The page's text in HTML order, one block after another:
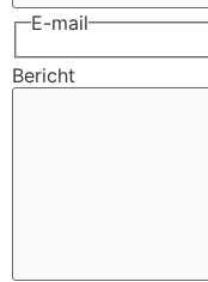
E-mail
Bericht